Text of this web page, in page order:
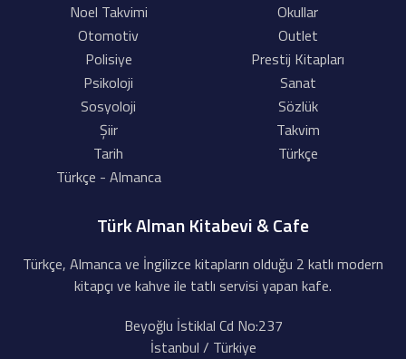
Noel Takvimi
Okullar
Otomotiv
Outlet
Polisiye
Prestij Kitapları
Psikoloji
Sanat
Sosyoloji
Sözlük
Şiir
Takvim
Tarih
Türkçe
Türkçe - Almanca
Türk Alman Kitabevi & Cafe
Türkçe, Almanca ve İngilizce kitapların olduğu 2 katlı modern
kitapçı ve kahve ile tatlı servisi yapan kafe.
Beyoğlu İstiklal Cd No:237
İstanbul / Türkiye